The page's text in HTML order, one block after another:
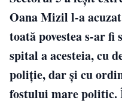
Oana Mizil l-a
toată povestea s-ar
spital a acesteia, cu
poliție, dar și cu
fostului mare